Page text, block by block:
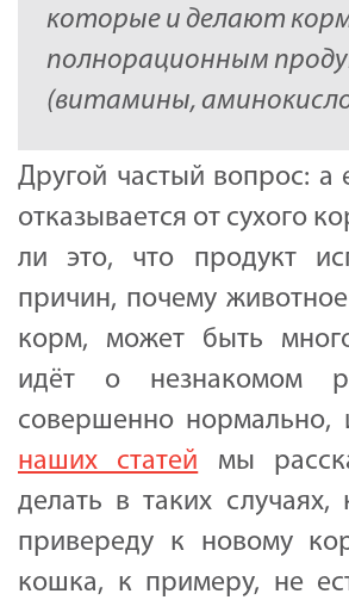
которые и делают
полнорационным
(витамины,
Другой частый вопрос: а
отказывается от сухого
ли это, что продукт
причин, почему
корм, может быть
идёт о незнакомом
совершенно нормально,
наших статей мы
делать в таких случаях,
привереду к новому
кошка, к примеру, не